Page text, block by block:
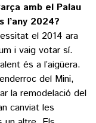
amb el Palau
l’any 2024?
el 2014 ara
i vaig votar sí.
és a l’aigüera.
del Mini,
la remodelació del
canviat les